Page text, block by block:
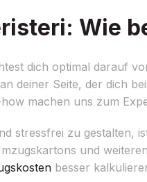
Wie
dich optimal darauf
deiner Seite, der dich
machen uns zum
stressfrei zu gestalten,
und
besser